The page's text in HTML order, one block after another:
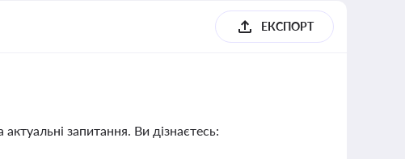
ЕКСПОРТ
запитання. Ви дізнаєтесь: